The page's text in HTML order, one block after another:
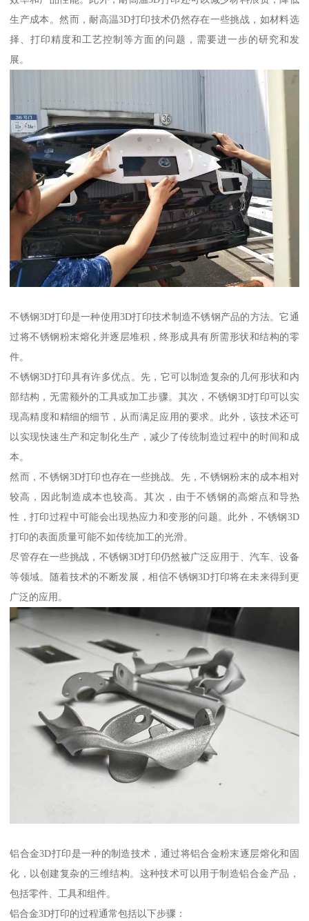
生产成本。然而，耐高温3D打印技术仍然存在一些挑战，如材料选
择、打印精度和工艺控制等方面的问题，需要进一步的研究和发
展。
不锈钢3D打印是一种使用3D打印技术制造不锈钢产品的方法。它通
过将不锈钢粉末熔化并逐层堆积，终形成具有所需形状和结构的零
件。
不锈钢3D打印具有许多优点。先，它可以制造复杂的几何形状和内
部结构，无需额外的工具或加工步骤。其次，不锈钢3D打印可以实
现高精度和精细的细节，从而满足应用的要求。此外，该技术还可
以实现快速生产和定制化生产，减少了传统制造过程中的时间和成
本。
然而，不锈钢3D打印也存在一些挑战。先，不锈钢粉末的成本相对
较高，因此制造成本也较高。其次，由于不锈钢的高熔点和导热
性，打印过程中可能会出现热应力和变形的问题。此外，不锈钢3D
打印的表面质量可能不如传统加工的光滑。
尽管存在一些挑战，不锈钢3D打印仍然被广泛应用于、汽车、设备
等领域。随着技术的不断发展，相信不锈钢3D打印将在未来得到更
广泛的应用。
铝合金3D打印是一种的制造技术，通过将铝合金粉末逐层熔化和固
化，以创建复杂的三维结构。这种技术可以用于制造铝合金产品，
包括零件、工具和组件。
铝合金3D打印的过程通常包括以下步骤：